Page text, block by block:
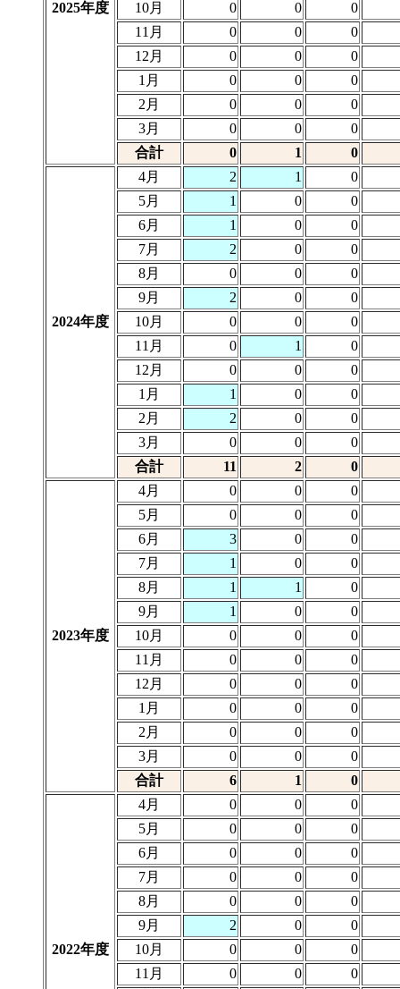
2025年度 10月 0 0
0
11月
0 0
0
12月
0 0
0
1月
0 0
0
2月
0 0
0
3月
0 0
0
合計
0 1 0
2024年度
4月 2 1
0
5月
1 0
0
6月
1 0
0
7月
2 0
0
8月
0 0
0
9月
2 0
0
10月
0 0
0
11月
0 1
0
12月
0 0
0
1月
1 0
0
2月
2 0
0
3月
0 0
0
合計
11 2 0
2023年度
4月 0 0
0
5月
0 0
0
6月
3 0
0
7月
1 0
0
8月
1 1
0
9月
1 0
0
10月
0 0
0
11月
0 0
0
12月
0 0
0
1月
0 0
0
2月
0 0
0
3月
0 0
0
合計
6 1 0
2022年度
4月 0 0
0
5月
0 0
0
6月
0 0
0
7月
0 0
0
8月
0 0
0
9月
2 0
0
10月
0 0
0
11月
0 0
0